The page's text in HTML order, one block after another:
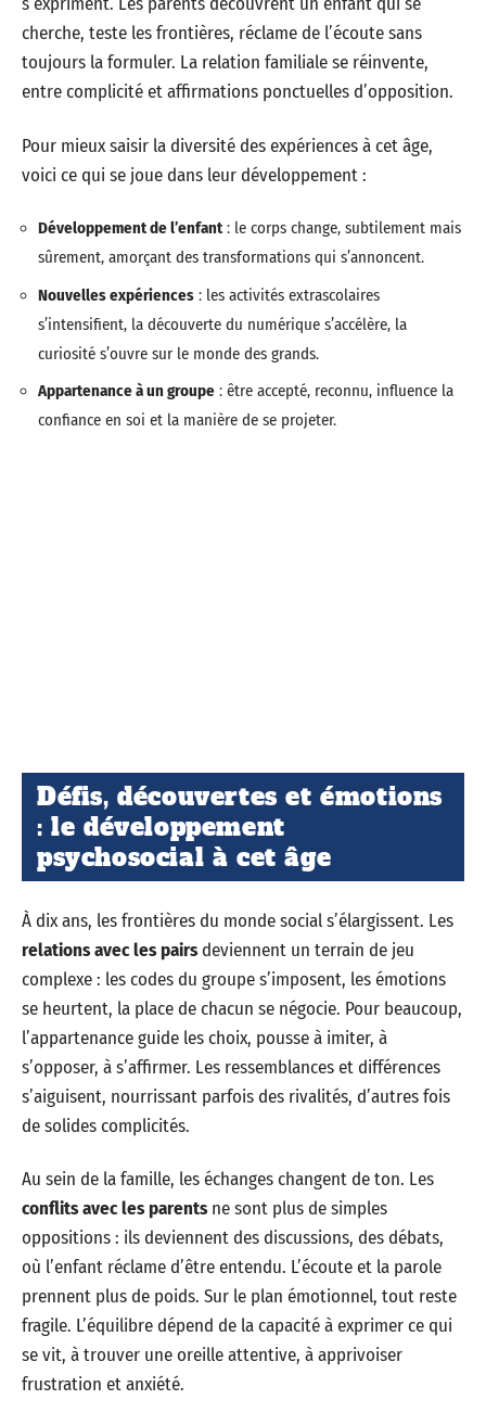
cherche, teste les frontières, réclame de l’écoute sans
toujours la formuler. La relation familiale se réinvente,
entre complicité et affirmations ponctuelles d’opposition.
Pour mieux saisir la diversité des expériences à cet âge,
voici ce qui se joue dans leur développement :
Développement de l’enfant: le corps change, subtilement mais
sûrement, amorçant des transformations qui s’annoncent.
Nouvelles expériences : les activités extrascolaires
s’intensifient, la découverte du numérique s’accélère, la
curiosité s’ouvre sur le monde des grands.
Appartenance à un groupe : être accepté, reconnu, influence la
confiance en soi et la manière de se projeter.
Défis, découvertes et émotions
: le développement
psychosocial à cet âge
À dix ans, les frontières du monde social s’élargissent. Les
relations avec les pairsdeviennent un terrain de jeu
complexe : les codes du groupe s’imposent, les émotions
se heurtent, la place de chacun se négocie. Pour beaucoup,
l’appartenance guide les choix, pousse à imiter, à
s’opposer, à s’affirmer. Les ressemblances et différences
s’aiguisent, nourrissant parfois des rivalités, d’autres fois
de solides complicités.
Au sein de la famille, les échanges changent de ton. Les
conflits avec les parentsne sont plus de simples
oppositions : ils deviennent des discussions, des débats,
où l’enfant réclame d’être entendu. L’écoute et la parole
prennent plus de poids. Sur le plan émotionnel, tout reste
fragile. L’équilibre dépend de la capacité à exprimer ce qui
se vit, à trouver une oreille attentive, à apprivoiser
frustration et anxiété.